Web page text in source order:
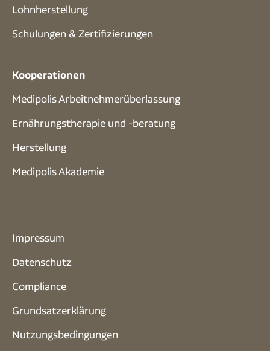
Lohnherstellung
Schulungen & Zertifizierungen
Kooperationen
Medipolis Arbeitnehmerüberlassung
Ernährungstherapie und -beratung
Herstellung
Medipolis Akademie
Impressum
Datenschutz
Compliance
Grundsatzerklärung
Nutzungsbedingungen